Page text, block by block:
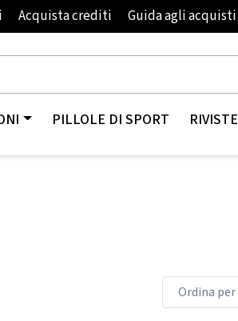
Acquista crediti Guida agli acquisti
PILLOLE DI SPORT RIVISTE